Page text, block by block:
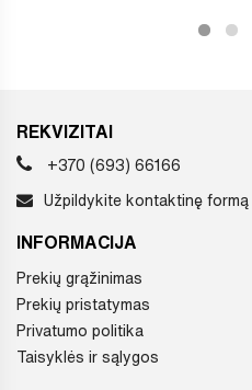
REKVIZITAI
+370 (693) 66166
Užpildykite kontaktinę formą
INFORMACIJA
Prekių grąžinimas
Prekių pristatymas
Privatumo politika
Taisyklės ir sąlygos